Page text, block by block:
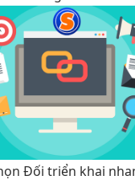
Đối triển khai